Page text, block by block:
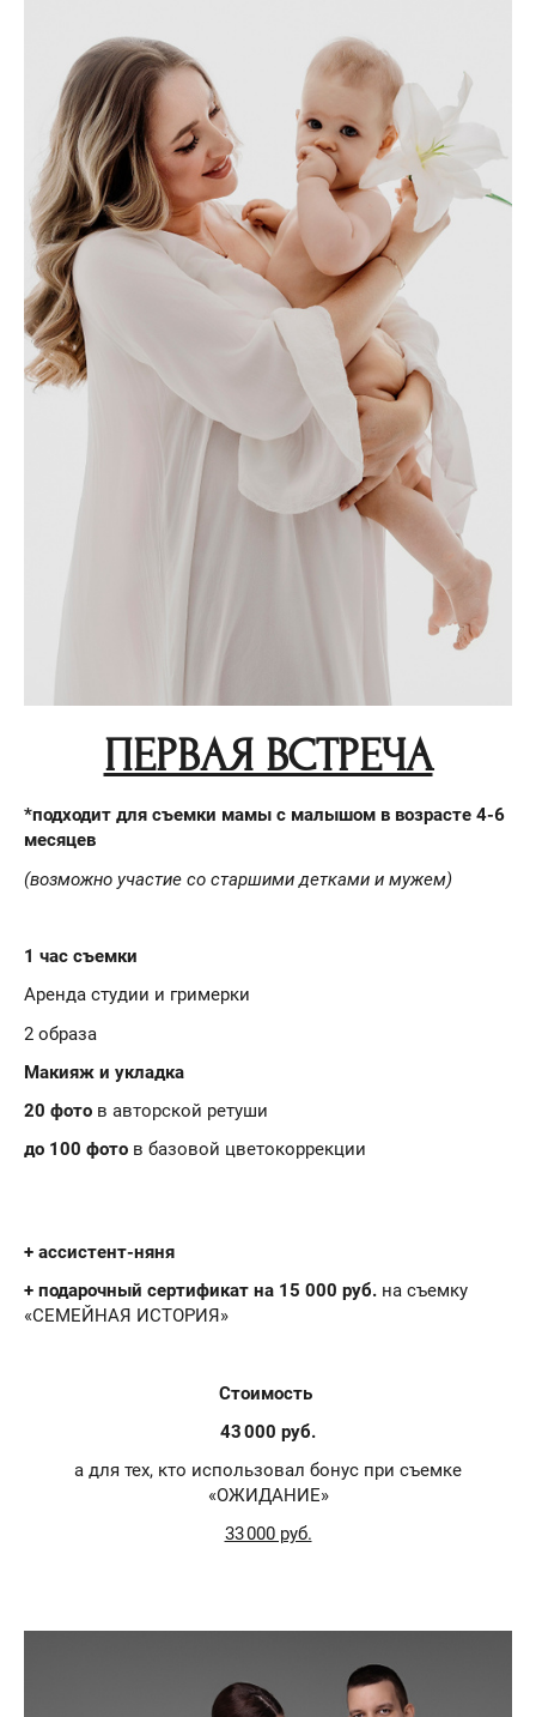
ПЕРВАЯ ВСТРЕЧА
*подходит для съемки мамы с малышом в возрасте 4-6
месяцев
(возможно участие со старшими детками и мужем)
1 час съемки
Аренда студии и гримерки
2 образа
Макияж и укладка
20 фото в авторской ретуши
до 100 фото в базовой цветокоррекции
+ ассистент-няня
+ подарочный сертификат на 15 000 руб. на съемку
«СЕМЕЙНАЯ ИСТОРИЯ»
Стоимость
43 000 руб.
а для тех, кто использовал бонус при съемке
«ОЖИДАНИЕ»
33 000 руб.